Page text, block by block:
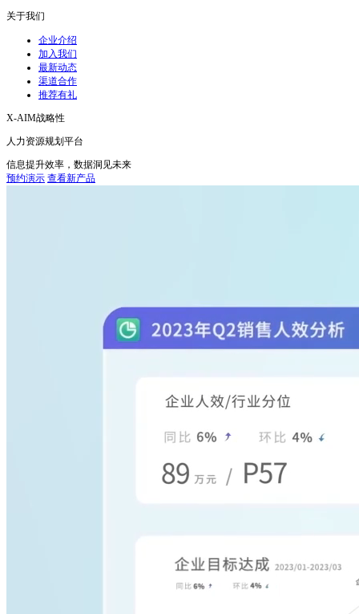
关于我们
企业介绍
加入我们
最新动态
渠道合作
推荐有礼
X-AIM战略性
人力资源规划平台
信息提升效率，数据洞见未来
预约演示 查看新产品